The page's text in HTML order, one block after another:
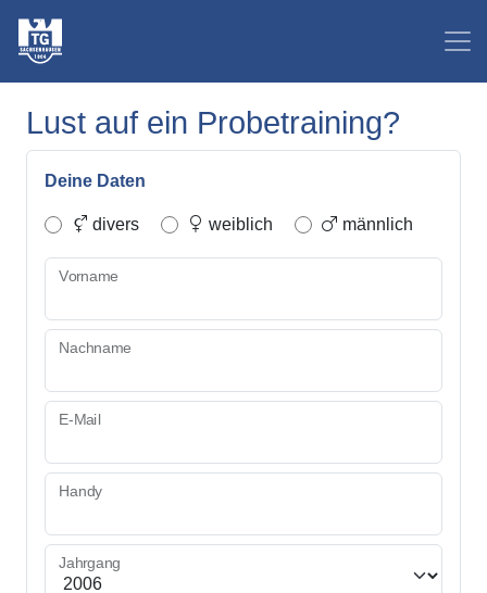
Lust auf ein Probetraining?
Deine Daten
divers weiblich männlich
Vorname
Nachname
E-Mail
Handy
Jahrgang